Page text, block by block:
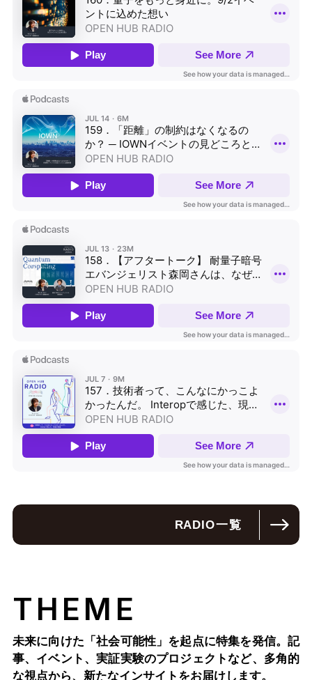
RADIO一覧
THEME
未来に向けた「社会可能性」を起点に特集を発信。記
事、イベント、実証実験のプロジェクトなど、多角的
な視点から、新たなインサイトをお届けします。